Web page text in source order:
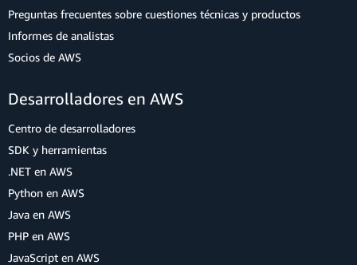
Preguntas frecuentes sobre cuestiones técnicas y productos
Informes de analistas
Socios de AWS
Desarrolladores en AWS
Centro de desarrolladores
SDK y herramientas
.NET en AWS
Python en AWS
Java en AWS
PHP en AWS
JavaScript en AWS